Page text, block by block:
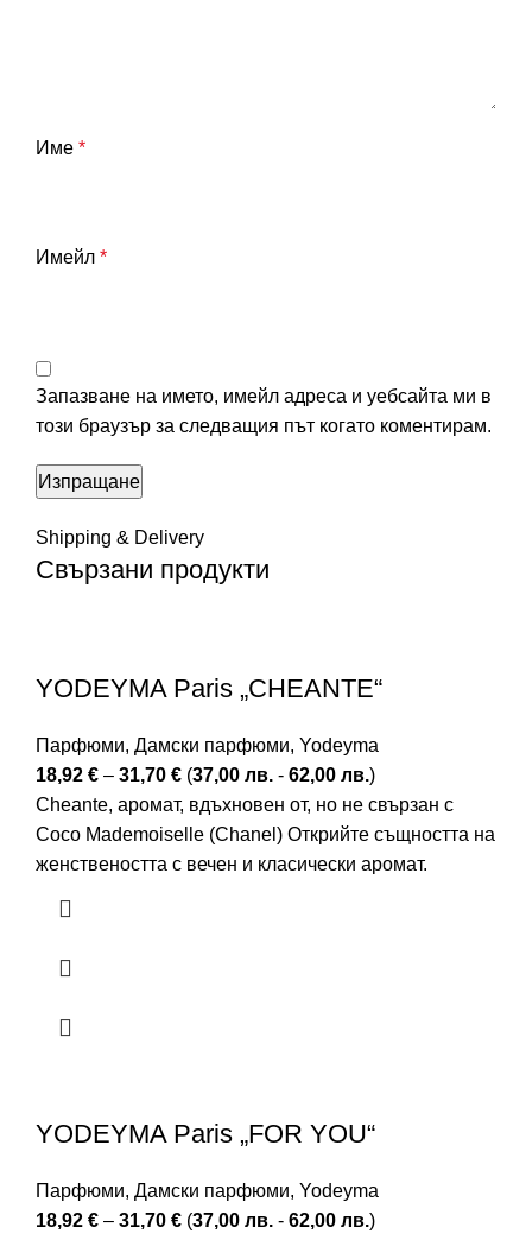
Име *
Имейл *
Запазване на името, имейл адреса и уебсайта ми в
този браузър за следващия път когато коментирам.
Shipping & Delivery
Свързани продукти
YODEYMA Paris „CHEANTE“
Парфюми, Дамски парфюми, Yodeyma
18,92 € – 31,70 € (37,00 лв. - 62,00 лв.)
Cheante, аромат, вдъхновен от, но не свързан с
Coco Mademoiselle (Chanel) Открийте същността на
женствеността с вечен и класически аромат.
YODEYMA Paris „FOR YOU“
Парфюми, Дамски парфюми, Yodeyma
18,92 € – 31,70 € (37,00 лв. - 62,00 лв.)